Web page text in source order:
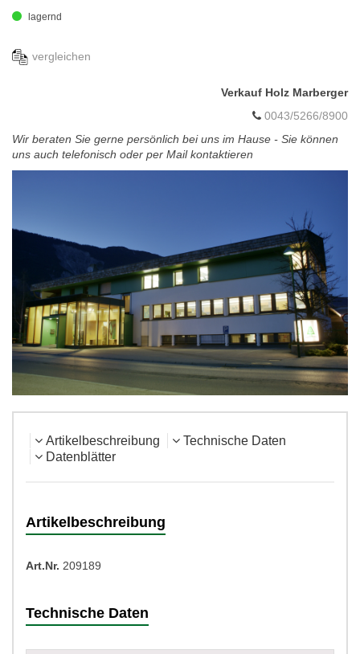
lagernd
vergleichen
Verkauf Holz Marberger
0043/5266/8900
Wir beraten Sie gerne persönlich bei uns im Hause - Sie können
uns auch telefonisch oder per Mail kontaktieren
Artikelbeschreibung
Technische Daten
Datenblätter
Artikelbeschreibung
Art.Nr. 209189
Technische Daten